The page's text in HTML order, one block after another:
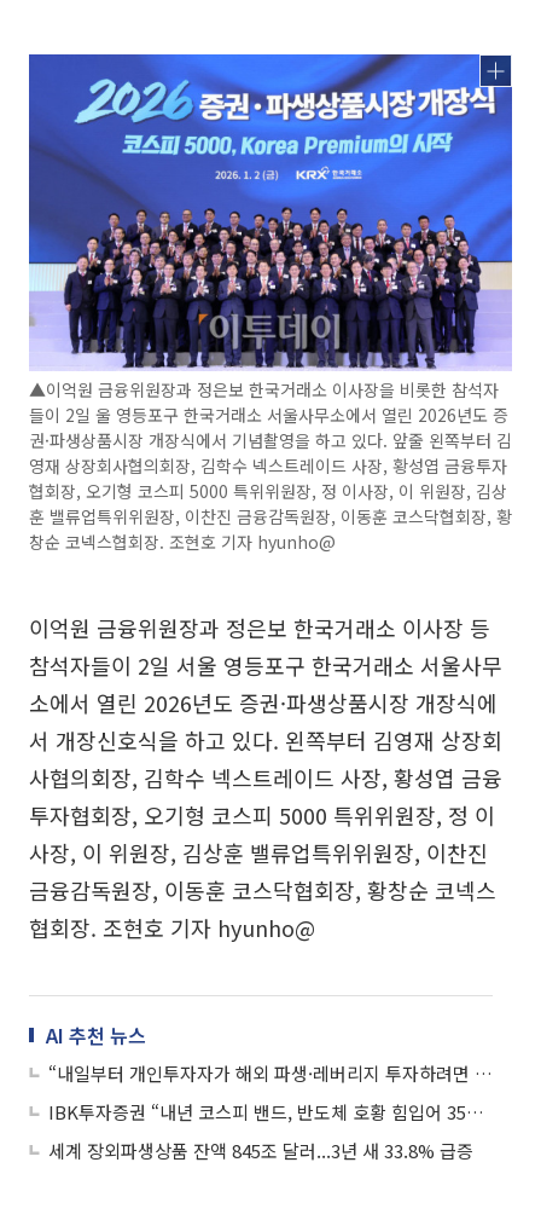
▲이억원 금융위원장과 정은보 한국거래소 이사장을 비롯한 참석자
들이 2일 울 영등포구 한국거래소 서울사무소에서 열린 2026년도 증
권·파생상품시장 개장식에서 기념촬영을 하고 있다. 앞줄 왼쪽부터 김
영재 상장회사협의회장, 김학수 넥스트레이드 사장, 황성엽 금융투자
협회장, 오기형 코스피 5000 특위위원장, 정 이사장, 이 위원장, 김상
훈 밸류업특위위원장, 이찬진 금융감독원장, 이동훈 코스닥협회장, 황
창순 코넥스협회장. 조현호 기자 hyunho@
이억원 금융위원장과 정은보 한국거래소 이사장 등
참석자들이 2일 서울 영등포구 한국거래소 서울사무
소에서 열린 2026년도 증권·파생상품시장 개장식에
서 개장신호식을 하고 있다. 왼쪽부터 김영재 상장회
사협의회장, 김학수 넥스트레이드 사장, 황성엽 금융
투자협회장, 오기형 코스피 5000 특위위원장, 정 이
사장, 이 위원장, 김상훈 밸류업특위위원장, 이찬진
금융감독원장, 이동훈 코스닥협회장, 황창순 코넥스
협회장. 조현호 기자 hyunho@
AI 추천 뉴스
“내일부터 개인투자자가 해외 파생·레버리지 투자하려면 사전교육 의무”
IBK투자증권 “내년 코스피 밴드, 반도체 호황 힘입어 3500~4700로 상향”
세계 장외파생상품 잔액 845조 달러...3년 새 33.8% 급증